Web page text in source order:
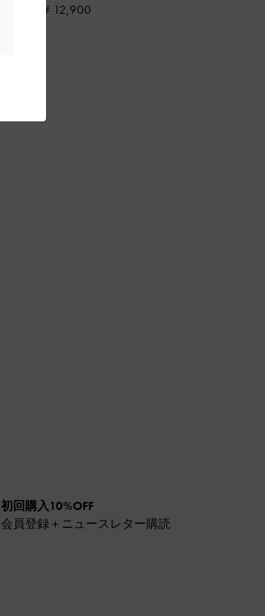
¥ 12,900
初回購入10%OFF
会員登録＋ニュースレター購読